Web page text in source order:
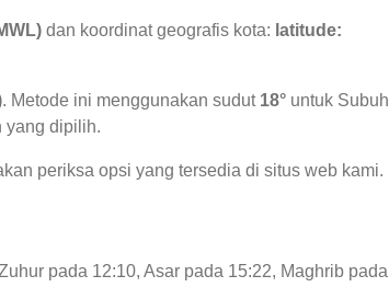
dan koordinat geografis kota: latitude:
. Metode ini menggunakan sudut 18° untuk Subuh
yang dipilih.
periksa opsi yang tersedia di situs web kami.
pada 12:10, Asar pada 15:22, Maghrib pada